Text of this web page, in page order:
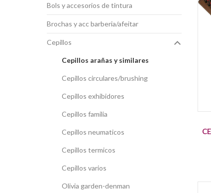
bols y accesorios de tintura
brochas y acc barberia/afeitar
cepillos
cepillos arañas y similares
cepillos circulares/brushing
cepillos exhibidores
cepillos familia
cepillos neumaticos
cepillos termicos
cepillos varios
olivia garden-denman